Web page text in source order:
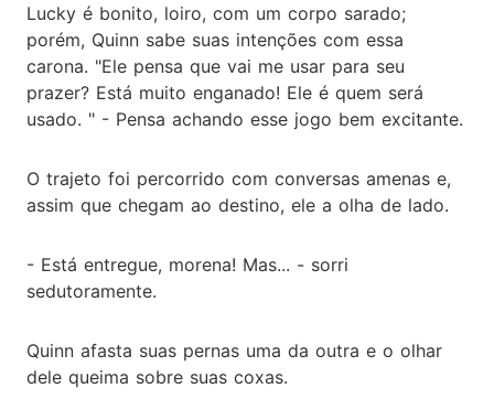
Lucky é bonito, loiro, com um corpo sarado;
porém, Quinn sabe suas intenções com essa
carona. "Ele pensa que vai me usar para seu
prazer? Está muito enganado! Ele é quem será
usado. " - Pensa achando esse jogo bem excitante.
O trajeto foi percorrido com conversas amenas e,
assim que chegam ao destino, ele a olha de lado.
- Está entregue, morena! Mas... - sorri
sedutoramente.
Quinn afasta suas pernas uma da outra e o olhar
dele queima sobre suas coxas.